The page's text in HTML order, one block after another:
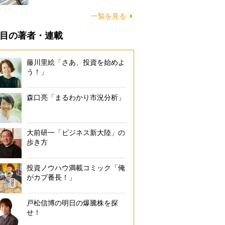
一覧を見る
の著者・連載
藤川里絵「さあ、投資を始めよ
う！」
森口亮「まるわかり市況分析」
大前研一「ビジネス新大陸」の
歩き方
投資ノウハウ満載コミック「俺
がカブ番長！」
戸松信博の明日の爆騰株を探
せ！